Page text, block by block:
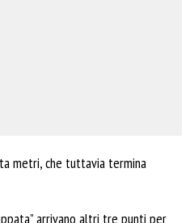
metri, che tuttavia termina
arrivano altri tre punti per